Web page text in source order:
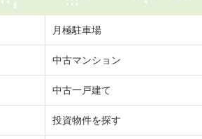
月極駐車場
中古マンション
中古一戸建て
投資物件を探す